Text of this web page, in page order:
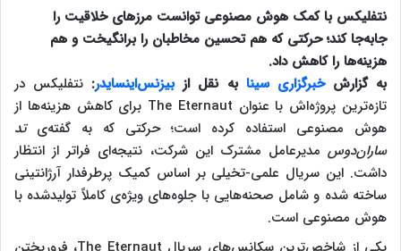
نتفلیکس با کمک هوش مصنوعی توانست مرزهای خلاقیت را
جابه‌جا کند؛ حرکتی که هم تحسین مخاطبان را برانگیخت و هم
هزینه‌ها را کاهش داد.
به گزارش خبرگزاری سینا به نقل ازبیزنس‌اینسایدر: نتفلیکس در
تازه‌ترین پروژه‌اش با عنوان The Eternaut برای کاهش هزینه‌ها از
هوش مصنوعی استفاده کرده است؛ حرکتی که به گفته‌یتد
ساران‌دوس مدیرعامل مشترک این شرکت، نتیجه‌ای فراتر از انتظار
داشت. این سریال علمی‌-تخیلی بر اساس کمیک پرطرفدار آرژانتینی
ساخته شده و شامل صحنه‌هایی با جلوه‌های ویژه‌ی کاملاً تولیدشده با
هوش مصنوعی است.